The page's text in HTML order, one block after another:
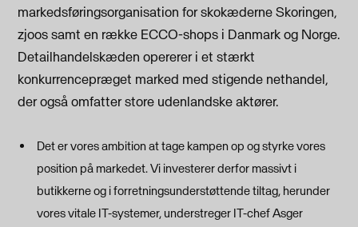
markedsføringsorganisation for skokæderne Skoringen,
zjoos samt en række ECCO-shops i Danmark og Norge.
Detailhandelskæden opererer i et stærkt
konkurrencepræget marked med stigende nethandel,
der også omfatter store udenlandske aktører.
Det er vores ambition at tage kampen op og styrke vores
position på markedet. Vi investerer derfor massivt i
butikkerne og i forretningsunderstøttende tiltag, herunder
vores vitale IT-systemer, understreger IT-chef Asger